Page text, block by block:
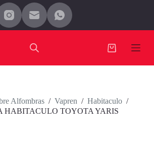
Carro
Alfombras / Vapren / Habitaculo /
HABITACULO TOYOTA YARIS